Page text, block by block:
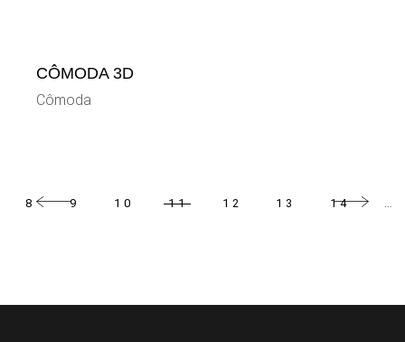
CÔMODA 3D
Cômoda
8 9 10 11 12 13 14 …